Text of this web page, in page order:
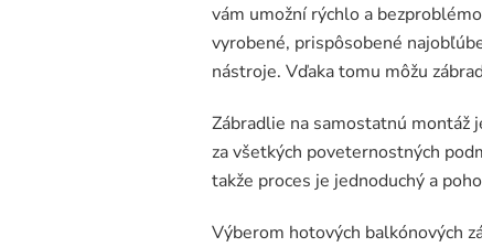
vám umožní rýchlo a
vyrobené, prispôsobené
nástroje. Vďaka tomu môžu
Zábradlie na samostatnú montáž
za všetkých poveternostných
takže proces je jednoduchý a
Výberom hotových balkónových